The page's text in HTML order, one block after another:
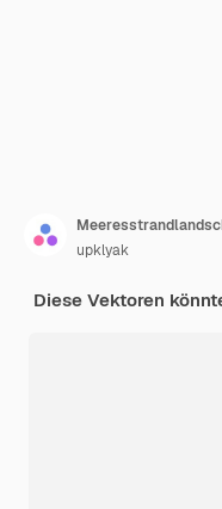
upklyak
Diese Vektoren